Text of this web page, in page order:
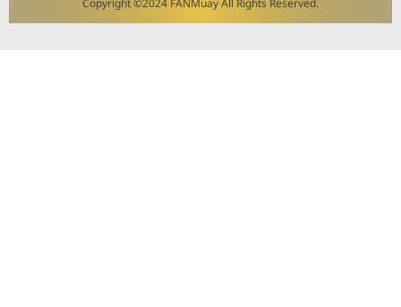
Copyright ©2024 FANMuay All Rights Reserved.